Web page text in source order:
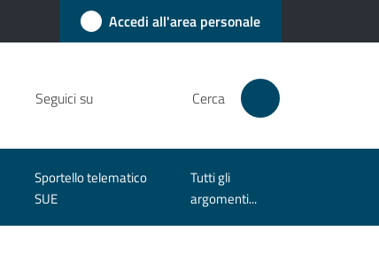
Accedi all'area personale
Seguici su Cerca
Sportello telematico
SUE
Tutti gli
argomenti...